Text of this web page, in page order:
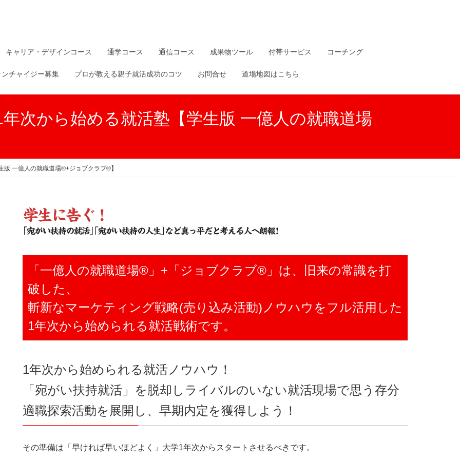
キャリア・デザインコース 通学コース 通信コース 成果物ツール 付帯サービス コーチング
ンチャイジー募集 プロが教える親子就活成功のコツ お問合せ 道場地図はこちら
次から始める就活塾【学生版 一億人の就職道場
一億人の就職道場®+ジョブクラブ®】
「一億人の就職道場®」+「ジョブクラブ®」は、旧来の常識を打
破した、
斬新なマーケティング戦略(売り込み活動)ノウハウをフル活用した
1年次から始められる就活戦術です。
1年次から始められる就活ノウハウ！
「宛がい扶持就活」を脱却しライバルのいない就活現場で思う存分
適職探索活動を展開し、早期内定を獲得しよう！
その準備は「早ければ早いほどよく」大学1年次からスタートさせるべきです。